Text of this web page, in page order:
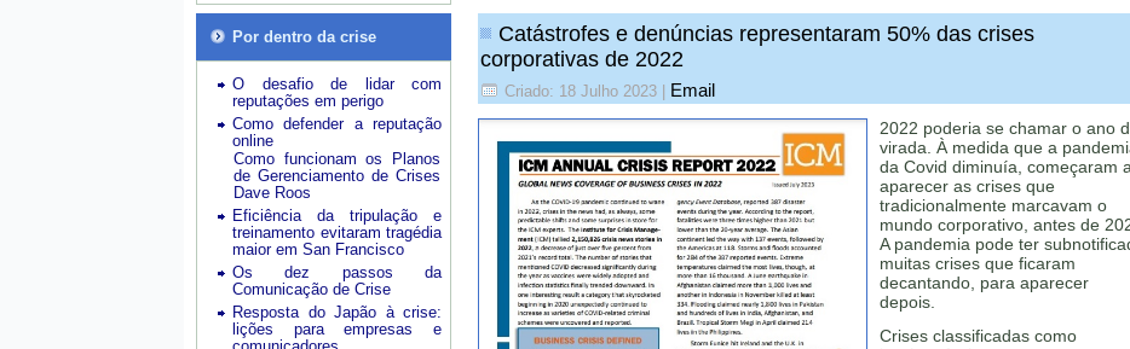
Por dentro da crise
O desafio de lidar com
reputações em perigo
Como defender a reputação
online
Como funcionam os Planos
de Gerenciamento de Crises
Dave Roos
Eficiência da tripulação e
treinamento evitaram tragédia
maior em San Francisco
Os dez passos da
Comunicação de Crise
Resposta do Japão à crise:
lições para empresas e
Catástrofes e denúncias representaram 50% das crises
corporativas de 2022
Criado: 18 Julho 2023 Email
2022 poderia se chamar o ano
virada. À medida que a
da Covid diminuía, começaram a
aparecer as crises que
tradicionalmente marcavam o
mundo corporativo, antes de
A pandemia pode ter
muitas crises que ficaram
decantando, para aparecer
depois.
Crises classificadas como